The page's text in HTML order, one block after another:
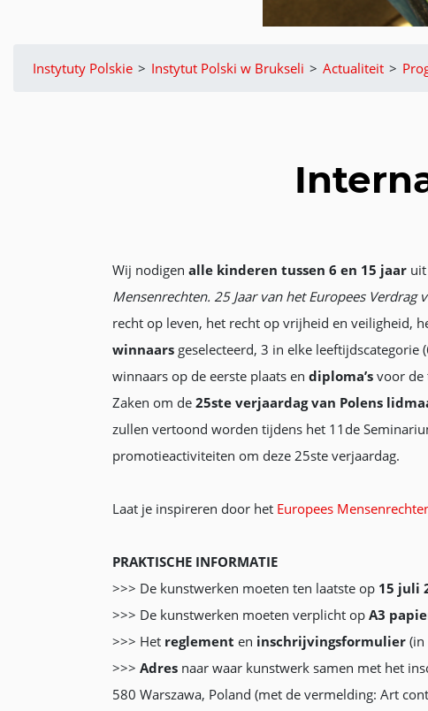
Instytuty Polskie > Instytut Polski w Brukseli > Actualiteit >
Wij nodigen alle kinderen tussen 6 en 15 jaaruit
Mensenrechten. 25 Jaar van het Europees Verdrag
recht op leven, het recht op vrijheid en veiligheid,
winnaarsgeselecteerd, 3 in elke leeftijdscategorie
winnaars op de eerste plaats en diploma’svoor de
Zaken om de 25ste verjaardag van Polens
zullen vertoond worden tijdens het 11de
promotieactiviteiten om deze 25ste verjaardag.
Laat je inspireren door het Europees
PRAKTISCHE INFORMATIE
>>> De kunstwerken moeten ten laatste op 15 juli
>>> De kunstwerken moeten verplicht op A3
>>> Het reglement en inschrijvingsformulier(in
>>> Adresnaar waar kunstwerk samen met het
580 Warszawa, Poland (met de vermelding: Art